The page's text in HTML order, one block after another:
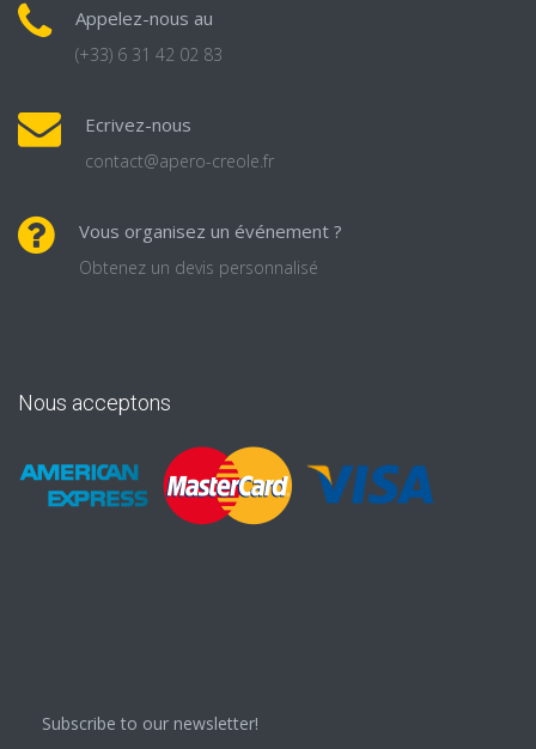
Appelez-nous au
(+33) 6 31 42 02 83
Ecrivez-nous
contact@apero-creole.fr
Vous organisez un événement ?
Obtenez un devis personnalisé
Nous acceptons
Subscribe to our newsletter!